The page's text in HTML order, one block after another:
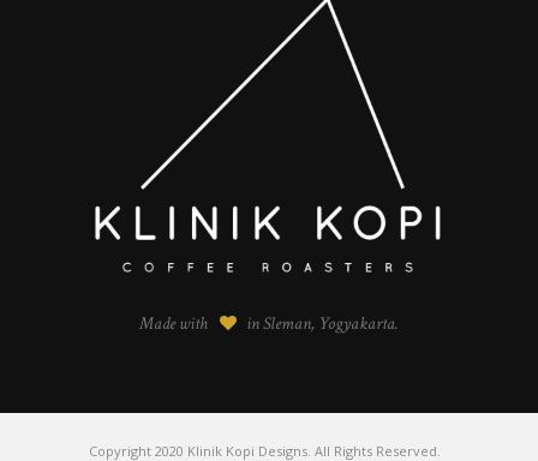
Made with in Sleman, Yogyakarta.
Copyright 2020 Klinik Kopi Designs. All Rights Reserved.